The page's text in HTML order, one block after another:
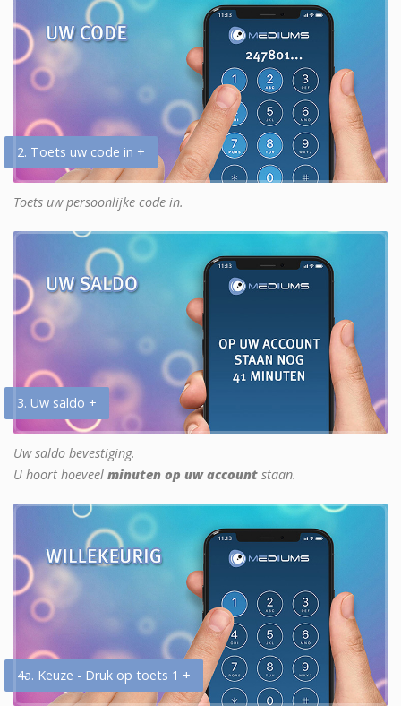
2. Toets uw code in +
Toets uw persoonlijke code in.
3. Uw saldo +
Uw saldo bevestiging.
U hoort hoeveel minuten op uw account staan.
4a. Keuze - Druk op toets 1 +